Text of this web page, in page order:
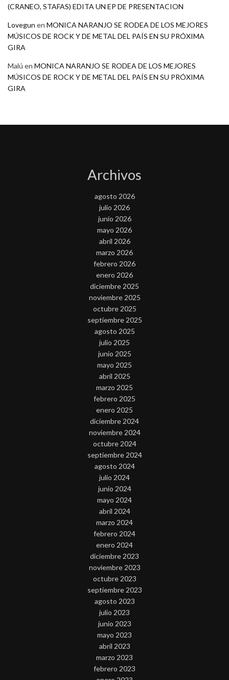
(CRANEO, STAFAS) EDITA UN EP DE PRESENTACION
Lovegun en MONICA NARANJO SE RODEA DE LOS MEJORES
MÚSICOS DE ROCK Y DE METAL DEL PAÍS EN SU PRÓXIMA
GIRA
Malú en MONICA NARANJO SE RODEA DE LOS MEJORES
MÚSICOS DE ROCK Y DE METAL DEL PAÍS EN SU PRÓXIMA
GIRA
Archivos
agosto 2026
julio 2026
junio 2026
mayo 2026
abril 2026
marzo 2026
febrero 2026
enero 2026
diciembre 2025
noviembre 2025
octubre 2025
septiembre 2025
agosto 2025
julio 2025
junio 2025
mayo 2025
abril 2025
marzo 2025
febrero 2025
enero 2025
diciembre 2024
noviembre 2024
octubre 2024
septiembre 2024
agosto 2024
julio 2024
junio 2024
mayo 2024
abril 2024
marzo 2024
febrero 2024
enero 2024
diciembre 2023
noviembre 2023
octubre 2023
septiembre 2023
agosto 2023
julio 2023
junio 2023
mayo 2023
abril 2023
marzo 2023
febrero 2023